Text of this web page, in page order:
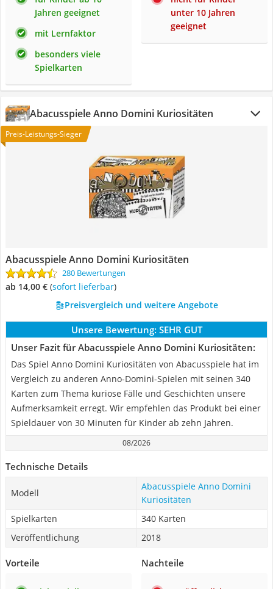
Jahren geeignet
mit Lernfaktor
besonders viele
Spielkarten
unter 10 Jahren
geeignet
Abacusspiele Anno Domini Kuriositäten
Preis-Leistungs-Sieger
Abacusspiele Anno Domini Kuriositäten
280 Bewertungen
ab 14,00 € ( Sofort lieferbar)
Preisvergleich und weitere Angebote
Unsere Bewertung: SEHR GUT
Unser Fazit für Abacusspiele Anno Domini Kuriositäten:
Das Spiel Anno Domini Kuriositäten von Abacusspiele hat im
Vergleich zu anderen Anno-Domini-Spielen mit seinen 340
Karten zum Thema kuriose Fälle und Geschichten unsere
Aufmerksamkeit erregt. Wir empfehlen das Produkt bei einer
Spieldauer von 30 Minuten für Kinder ab zehn Jahren.
08/2026
Technische Details
Modell
Abacusspiele Anno Domini
Kuriositäten
Spielkarten
340 Karten
Veröffentlichung
2018
Vorteile Nachteile